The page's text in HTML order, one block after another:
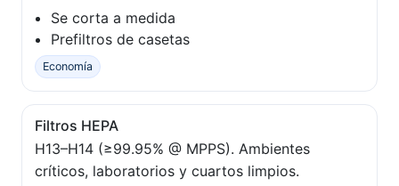
Se corta a medida
Prefiltros de casetas
Economía
Filtros HEPA
H13–H14 (≥99.95% @ MPPS). Ambientes
críticos, laboratorios y cuartos limpios.